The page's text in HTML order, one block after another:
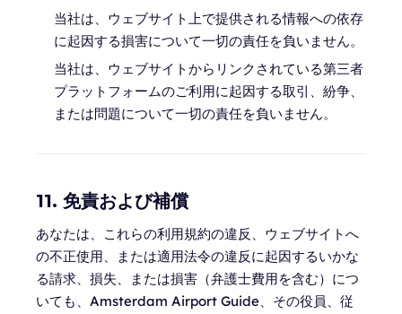
当社は、ウェブサイト上で提供される情報への依存
に起因する損害について一切の責任を負いません。
当社は、ウェブサイトからリンクされている第三者
プラットフォームのご利用に起因する取引、紛争、
または問題について一切の責任を負いません。
11. 免責および補償
あなたは、これらの利用規約の違反、ウェブサイトへ
の不正使用、または適用法令の違反に起因するいかな
る請求、損失、または損害（弁護士費用を含む）につ
いても、Amsterdam Airport Guide、その役員、従